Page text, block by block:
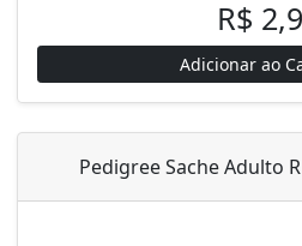
R$
Adicionar ao
Pedigree Sache Adulto